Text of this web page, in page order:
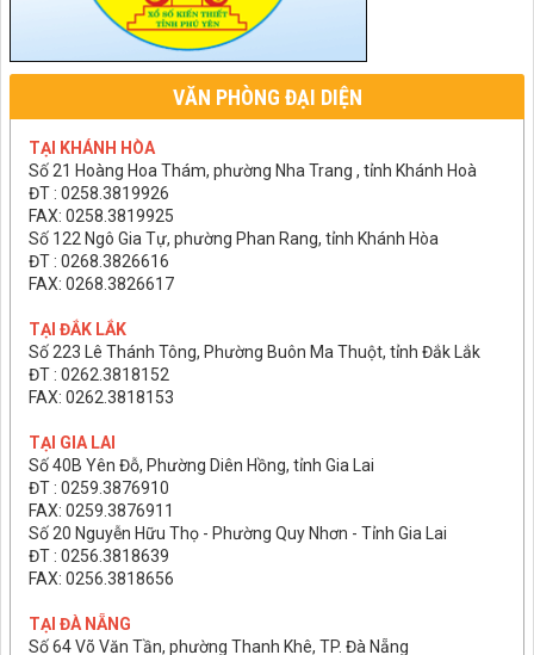
VĂN PHÒNG ĐẠI DIỆN
TẠI KHÁNH HÒA
Số 21 Hoàng Hoa Thám, phường Nha Trang , tỉnh Khánh Hoà
ĐT : 0258.3819926
FAX: 0258.3819925
Số 122 Ngô Gia Tự, phường Phan Rang, tỉnh Khánh Hòa
ĐT : 0268.3826616
FAX: 0268.3826617
TẠI ĐẮK LẮK
Số 223 Lê Thánh Tông, Phường Buôn Ma Thuột, tỉnh Đắk Lắk
ĐT : 0262.3818152
FAX: 0262.3818153
TẠI GIA LAI
Số 40B Yên Đỗ, Phường Diên Hồng, tỉnh Gia Lai
ĐT : 0259.3876910
FAX: 0259.3876911
Số 20 Nguyễn Hữu Thọ - Phường Quy Nhơn - Tỉnh Gia Lai
ĐT : 0256.3818639
FAX: 0256.3818656
TẠI ĐÀ NẴNG
Số 64 Võ Văn Tần, phường Thanh Khê, TP. Đà Nẵng